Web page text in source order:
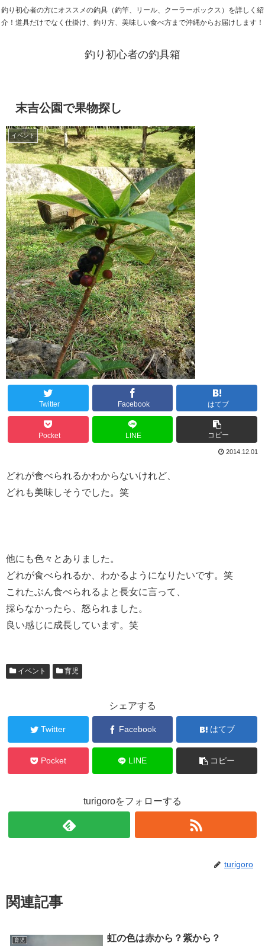
釣り初心者の方にオススメの釣具（釣竿、リール、クーラーボックス）を詳しく紹
介！道具だけでなく仕掛け、釣り方、美味しい食べ方まで沖縄からお届けします！
釣り初心者の釣具箱
末吉公園で果物探し
イベント
Twitter Facebook はてブ
Pocket LINE コピー
2014.12.01
どれが食べられるかわからないけれど、
どれも美味しそうでした。笑
他にも色々とありました。
どれが食べられるか、わかるようになりたいです。笑
これたぶん食べられるよと長女に言って、
採らなかったら、怒られました。
良い感じに成長しています。笑
イベント 育児
シェアする
Twitter Facebook はてブ
Pocket LINE コピー
turigoroをフォローする
turigoro
関連記事
育児 虹の色は赤から？紫から？